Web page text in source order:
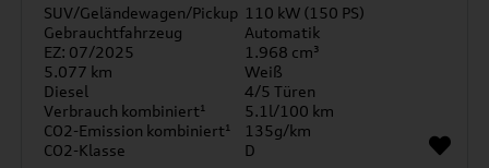
SUV/Geländewagen/Pickup 110 kW (150 PS)
Gebrauchtfahrzeug
Automatik
EZ: 07/2025
1.968 cm³
5.077 km
Weiß
Diesel
4/5 Türen
Verbrauch kombiniert¹
5.1l/100 km
CO2-Emission kombiniert¹
135g/km
CO2-Klasse
D